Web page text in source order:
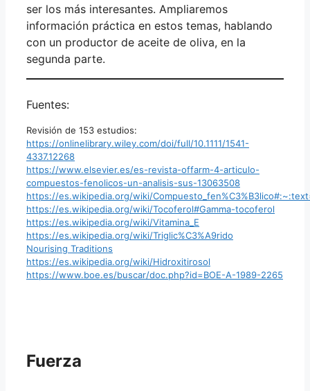
ser los más interesantes. Ampliaremos
información práctica en estos temas, hablando
con un productor de aceite de oliva, en la
segunda parte.
Fuentes:
Revisión de 153 estudios:
https://onlinelibrary.wiley.com/doi/full/10.1111/1541-
4337.12268
https://www.elsevier.es/es-revista-offarm-4-articulo-
compuestos-fenolicos-un-analisis-sus-13063508
https://es.wikipedia.org/wiki/
https://es.wikipedia.org/wiki/Tocoferol#Gamma-tocoferol
https://es.wikipedia.org/wiki/Vitamina_E
https://es.wikipedia.org/wiki/Triglic%C3%A9rido
Nourising Traditions
https://es.wikipedia.org/wiki/Hidroxitirosol
https://www.boe.es/buscar/doc.php?id=BOE-A-1989-2265
Fuerza